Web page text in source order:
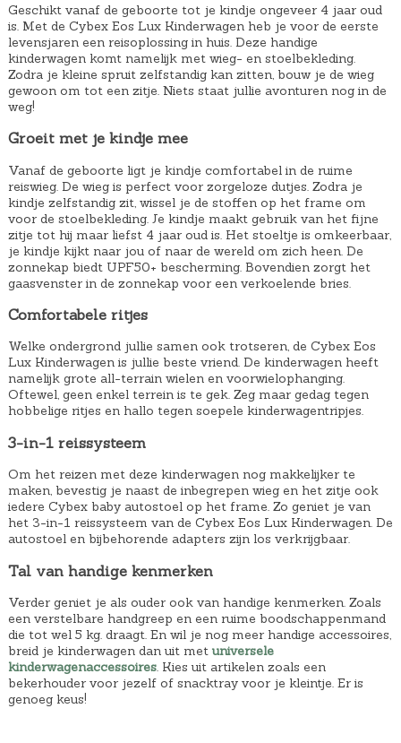
Geschikt vanaf de geboorte tot je kindje ongeveer 4 jaar oud
is. Met de Cybex Eos Lux Kinderwagen heb je voor de eerste
levensjaren een reisoplossing in huis. Deze handige
kinderwagen komt namelijk met wieg- en stoelbekleding.
Zodra je kleine spruit zelfstandig kan zitten, bouw je de wieg
gewoon om tot een zitje. Niets staat jullie avonturen nog in de
weg!
Groeit met je kindje mee
Vanaf de geboorte ligt je kindje comfortabel in de ruime
reiswieg. De wieg is perfect voor zorgeloze dutjes. Zodra je
kindje zelfstandig zit, wissel je de stoffen op het frame om
voor de stoelbekleding. Je kindje maakt gebruik van het fijne
zitje tot hij maar liefst 4 jaar oud is. Het stoeltje is omkeerbaar,
je kindje kijkt naar jou of naar de wereld om zich heen. De
zonnekap biedt UPF50+ bescherming. Bovendien zorgt het
gaasvenster in de zonnekap voor een verkoelende bries.
Comfortabele ritjes
Welke ondergrond jullie samen ook trotseren, de Cybex Eos
Lux Kinderwagen is jullie beste vriend. De kinderwagen heeft
namelijk grote all-terrain wielen en voorwielophanging.
Oftewel, geen enkel terrein is te gek. Zeg maar gedag tegen
hobbelige ritjes en hallo tegen soepele kinderwagentripjes.
3-in-1 reissysteem
Om het reizen met deze kinderwagen nog makkelijker te
maken, bevestig je naast de inbegrepen wieg en het zitje ook
iedere Cybex baby autostoel op het frame. Zo geniet je van
het 3-in-1 reissysteem van de Cybex Eos Lux Kinderwagen. De
autostoel en bijbehorende adapters zijn los verkrijgbaar.
Tal van handige kenmerken
Verder geniet je als ouder ook van handige kenmerken. Zoals
een verstelbare handgreep en een ruime boodschappenmand
die tot wel 5 kg. draagt. En wil je nog meer handige accessoires,
breid je kinderwagen dan uit met universele
kinderwagenaccessoires. Kies uit artikelen zoals een
bekerhouder voor jezelf of snacktray voor je kleintje. Er is
genoeg keus!